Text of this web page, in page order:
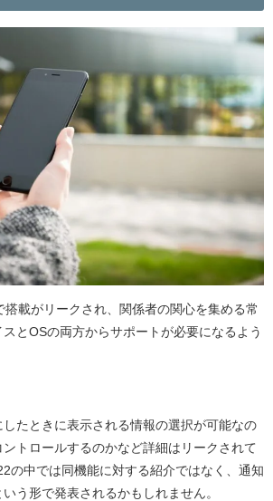
搭載がリークされ、関係者の関心を集める常
と OSの両方からサポートが必要になるよう
たときに表示される情報の選択が可能なの
トロールするのかなど詳細はリークされて
の中では同機能に対する紹介ではなく、通知
う形で発表されるかもしれません。